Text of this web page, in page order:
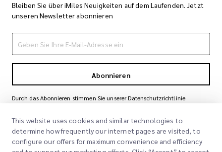
Bleiben Sie über iMiles Neuigkeiten auf dem Laufenden. Jetzt
unseren Newsletter abonnieren
Abonnieren
Durch das Abonnieren stimmen Sie unserer Datenschutzrichtlinie
This website uses cookies and similar technologies to
determine how frequently our internet pages are visited, to
configure our offers for maximum convenience and efficiency